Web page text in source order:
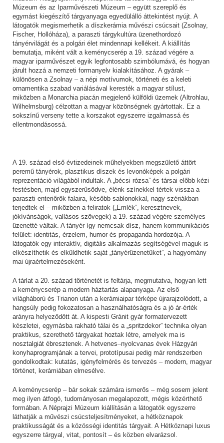
Múzeum és az Iparművészeti Múzeum – együtt szereplő és
egymást kiegészítő tárgyanyaga egyedülálló áttekintést nyújt. A
látogatók megismerhetik a díszkerámia művészi csúcsait (Zsolnay,
Fischer, Hollóháza), a paraszti tárgykultúra üzenethordozó
tányérvilágát és a polgári élet mindennapi kellékeit. A kiállítás
bemutatja, miként vált a keménycserép a 19. század végére a
magyar iparművészet egyik legfontosabb szimbólumává, és hogyan
járult hozzá a nemzeti formanyelv kialakításához. A gyárak –
különösen a Zsolnay – a népi motívumok, történeti és a keleti
ornamentika szabad variálásával keresték a magyar stílust,
miközben a Monarchia piacán megjelenő külföldi üzemek (Altrohlau,
Wilhelmsburg) célzottan a magyar közönségnek gyártottak. Ez a
sokszínű verseny tette a korszakot egyszerre izgalmassá és
ellentmondásossá.
A 19. század első évtizedeinek műhelyekben megszülető áttört
peremű tányérok, plasztikus díszek és levonóképek a polgári
reprezentáció világából indultak. A „bécsi rózsa” és társai előbb kézi
festésben, majd egyszerűsödve, élénk színekkel tértek vissza a
paraszti enteriőrök falaira, később sablonokkal, nagy szériákban
terjedtek el – miközben a feliratok („Emlék”, keresztnevek,
jókívánságok, vallásos szövegek) a 19. század végére személyes
üzenetté váltak. A tányér így nemcsak dísz, hanem kommunikációs
felület: identitás, érzelem, humor és propaganda hordozója. A
látogatók egy interaktív, digitális alkalmazás segítségével maguk is
elkészíthetik és elküldhetik saját „tányérüzenetüket”, a hagyomány
mai újraértelmezéseként.
A tárlat a 20. század történetét is feltárja, megmutatva, hogyan lett
a keménycserép a modern háztartás alapanyaga. Az első
világháború és Trianon után a kerámiaipar térképe újrarajzolódott, a
hangsúly pedig fokozatosan a használhatóságra és a jó ár-érték
arányra helyeződött át. A kispesti Gránit gyár formatervezett
készletei, egymásba rakható tálai és a „spritzdekor” technika olyan
praktikus, szerethető tárgyakat hoztak létre, amelyek ma is
nosztalgiát ébresztenek. A hetvenes–nyolcvanas évek Házgyári
konyhaprogramjának a tervei, prototípusai pedig már rendszerben
gondolkodtak: kutatás, igényfelmérés és tervezés – modern, magyar
történet, kerámiában elmesélve.
A keménycserép – bár sokak számára ismerős – még sosem jelent
meg ilyen átfogó, tudományosan megalapozott, mégis közérthető
formában. A Néprajzi Múzeum kiállításán a látogatók egyszerre
láthatják a művészi csúcsteljesítményeket, a hétköznapok
praktikusságát és a közösségi identitás tárgyait. A Hétköznapi luxus
egyszerre tárgyal, vitat, pontosít – és közben elvarázsol.